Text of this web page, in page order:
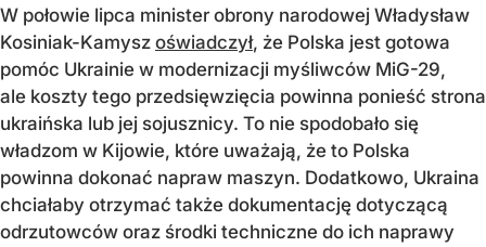
W połowie lipca minister obrony narodowej Władysław
Kosiniak-Kamysz oświadczył, że Polska jest gotowa
pomóc Ukrainie w modernizacji myśliwców MiG-29,
ale koszty tego przedsięwzięcia powinna ponieść strona
ukraińska lub jej sojusznicy. To nie spodobało się
władzom w Kijowie, które uważają, że to Polska
powinna dokonać napraw maszyn. Dodatkowo, Ukraina
chciałaby otrzymać także dokumentację dotyczącą
odrzutowców oraz środki techniczne do ich naprawy